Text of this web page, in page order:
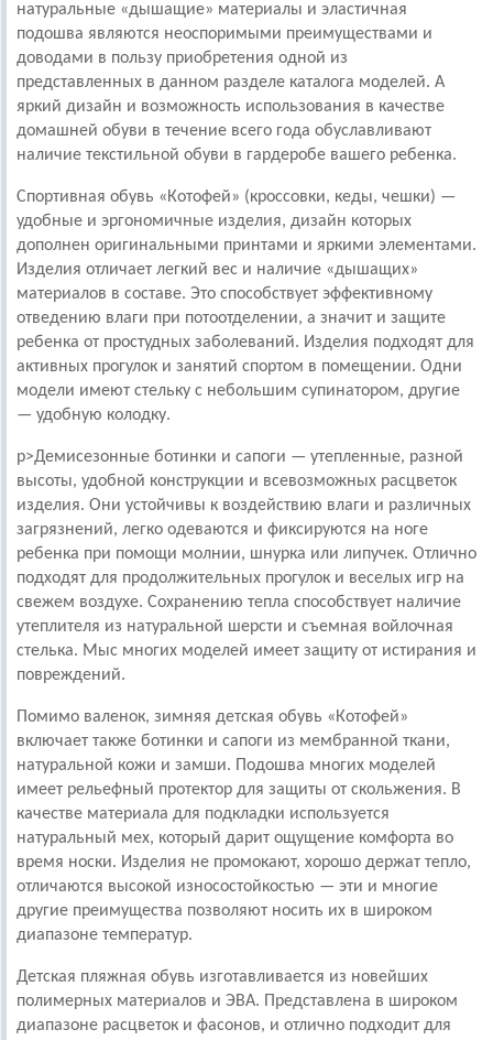
натуральные «дышащие» материалы и эластичная
подошва являются неоспоримыми преимуществами и
доводами в пользу приобретения одной из
представленных в данном разделе каталога моделей. А
яркий дизайн и возможность использования в качестве
домашней обуви в течение всего года обуславливают
наличие текстильной обуви в гардеробе вашего ребенка.
Спортивная обувь «Котофей» (кроссовки, кеды, чешки) —
удобные и эргономичные изделия, дизайн которых
дополнен оригинальными принтами и яркими элементами.
Изделия отличает легкий вес и наличие «дышащих»
материалов в составе. Это способствует эффективному
отведению влаги при потоотделении, а значит и защите
ребенка от простудных заболеваний. Изделия подходят для
активных прогулок и занятий спортом в помещении. Одни
модели имеют стельку с небольшим супинатором, другие
— удобную колодку.
p>Демисезонные ботинки и сапоги — утепленные, разной
высоты, удобной конструкции и всевозможных расцветок
изделия. Они устойчивы к воздействию влаги и различных
загрязнений, легко одеваются и фиксируются на ноге
ребенка при помощи молнии, шнурка или липучек. Отлично
подходят для продолжительных прогулок и веселых игр на
свежем воздухе. Сохранению тепла способствует наличие
утеплителя из натуральной шерсти и съемная войлочная
стелька. Мыс многих моделей имеет защиту от истирания и
повреждений.
Помимо валенок, зимняя детская обувь «Котофей»
включает также ботинки и сапоги из мембранной ткани,
натуральной кожи и замши. Подошва многих моделей
имеет рельефный протектор для защиты от скольжения. В
качестве материала для подкладки используется
натуральный мех, который дарит ощущение комфорта во
время носки. Изделия не промокают, хорошо держат тепло,
отличаются высокой износостойкостью — эти и многие
другие преимущества позволяют носить их в широком
диапазоне температур.
Детская пляжная обувь изготавливается из новейших
полимерных материалов и ЭВА. Представлена в широком
диапазоне расцветок и фасонов, и отлично подходит для